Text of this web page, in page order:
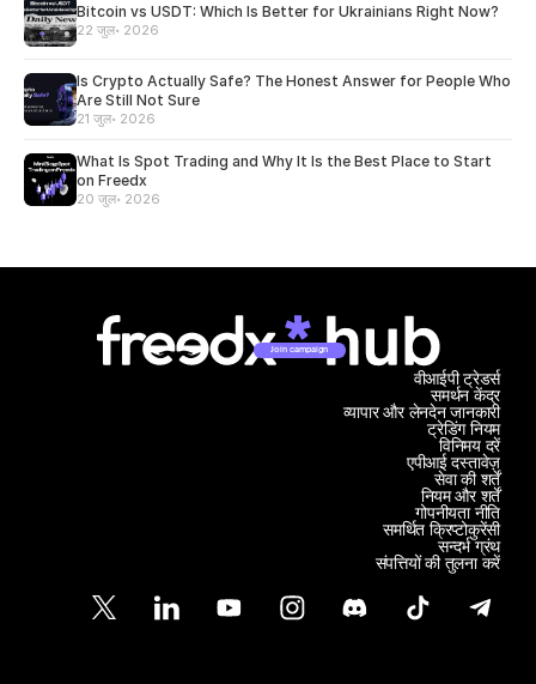
Bitcoin vs USDT: Which Is Better for Ukrainians Right Now?
22 जुल॰ 2026
Is Crypto Actually Safe? The Honest Answer for People Who
Are Still Not Sure
21 जुल॰ 2026
What Is Spot Trading and Why It Is the Best Place to Start
on Freedx
20 जुल॰ 2026
Join campaign
समर्थन केंद्र
व्यापार और लेनदेन जानकारी
वीआईपी ट्रेडर्स
ट्रेडिंग नियम
विनिमय दरें
एपीआई दस्तावेज़
सेवा की शर्तें
नियम और शर्तें
गोपनीयता नीति
समर्थित क्रिप्टोकुरेंसी
सन्दर्भ ग्रंथ
संपत्तियों की तुलना करें